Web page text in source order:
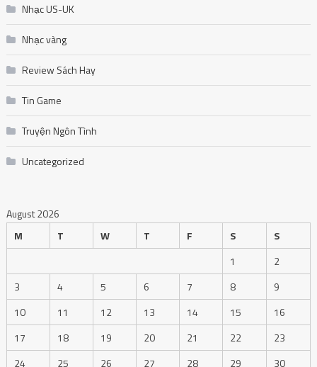
Nhạc US-UK
Nhạc vàng
Review Sách Hay
Tin Game
Truyện Ngôn Tình
Uncategorized
August 2026
M
T W T F S
S
1
2
3
4 5 6 7 8
9
10
11 12 13 14 15
16
17
18 19 20 21 22
23
24
25 26 27 28 29 30